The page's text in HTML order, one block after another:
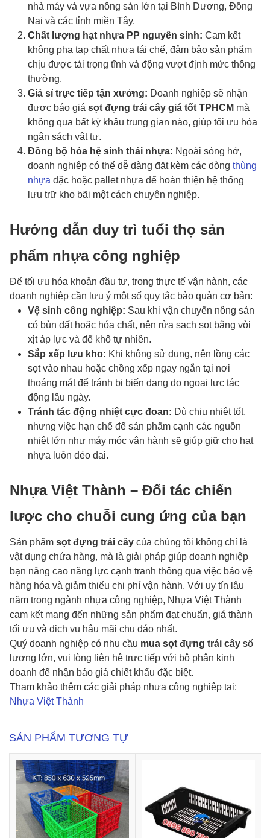
nhà máy và vựa nông sản lớn tại Bình Dương, Đồng
Nai và các tỉnh miền Tây.
Chất lượng hạt nhựa PP nguyên sinh: Cam kết
không pha tạp chất nhựa tái chế, đảm bảo sản phẩm
chịu được tải trọng tĩnh và động vượt định mức thông
thường.
Giá sỉ trực tiếp tận xưởng: Doanh nghiệp sẽ nhận
được báo giá sọt đựng trái cây giá tốt TPHCM mà
không qua bất kỳ khâu trung gian nào, giúp tối ưu hóa
ngân sách vật tư.
Đồng bộ hóa hệ sinh thái nhựa: Ngoài sóng hở,
doanh nghiệp có thể dễ dàng đặt kèm các dòng thùng
nhựa đặc hoặc pallet nhựa để hoàn thiện hệ thống
lưu trữ kho bãi một cách chuyên nghiệp.
Hướng dẫn duy trì tuổi thọ sản
phẩm nhựa công nghiệp
Để tối ưu hóa khoản đầu tư, trong thực tế vận hành, các
doanh nghiệp cần lưu ý một số quy tắc bảo quản cơ bản:
Vệ sinh công nghiệp: Sau khi vận chuyển nông sản
có bùn đất hoặc hóa chất, nên rửa sạch sọt bằng vòi
xịt áp lực và để khô tự nhiên.
Sắp xếp lưu kho: Khi không sử dụng, nên lồng các
sọt vào nhau hoặc chồng xếp ngay ngắn tại nơi
thoáng mát để tránh bị biến dạng do ngoại lực tác
động lâu ngày.
Tránh tác động nhiệt cực đoan: Dù chịu nhiệt tốt,
nhưng việc hạn chế để sản phẩm cạnh các nguồn
nhiệt lớn như máy móc vận hành sẽ giúp giữ cho hạt
nhựa luôn dẻo dai.
Nhựa Việt Thành – Đối tác chiến
lược cho chuỗi cung ứng của bạn
Sản phẩm sọt đựng trái cây của chúng tôi không chỉ là
vật dụng chứa hàng, mà là giải pháp giúp doanh nghiệp
bạn nâng cao năng lực cạnh tranh thông qua việc bảo vệ
hàng hóa và giảm thiểu chi phí vận hành. Với uy tín lâu
năm trong ngành nhựa công nghiệp, Nhựa Việt Thành
cam kết mang đến những sản phẩm đạt chuẩn, giá thành
tối ưu và dịch vụ hậu mãi chu đáo nhất.
Quý doanh nghiệp có nhu cầu mua sọt đựng trái cây số
lượng lớn, vui lòng liên hệ trực tiếp với bộ phận kinh
doanh để nhận báo giá chiết khấu đặc biệt.
Tham khảo thêm các giải pháp nhựa công nghiệp tại:
Nhựa Việt Thành
SẢN PHẨM TƯƠNG TỰ